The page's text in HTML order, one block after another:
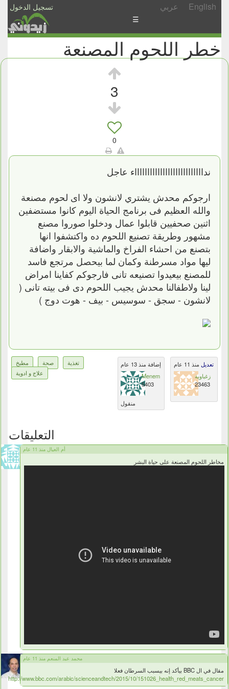
تسجيل الدخول عربي English
الأخبار
الأسئلة
☰
خطر اللحوم المصنعة
3
0
نداااااااااااااااااااااااااااء عاجل
ارجوكم محدش يشتري لانشون ولا اى لحوم مصنعة
والله العظيم فى برنامج الحياة اليوم كانوا مستضفين
اثنين صحفيين قابلوا عمال ودخلوا صوروا مصنع
مشهور وطريقة تصنيع اللحوم ده واكتشفوا انها
بتصنع من احشاء الفراخ والماشية والابقار واضافة
ليها مواد مسرطنة وكمان لما بيحصل مرتجع فاسد
للمصنع بيعيدوا تصنيعه تانى فارجوكم كفاينا امراض
لينا ولاطفالنا محدش يجيب اللحوم دى فى بيته تانى (
لانشون - سجق - سوسيس - بيف - هوت دوج )
تغذية صحة
مطبخ
علاج و ادوية
إضافة منذ 13 عام
Menem
5403
منقول
تعديل منذ 11 عام
زغباوية
23463
التعليقات
أم العيال منذ 11 عام
مخاطر اللحوم المصنعة على حياة البشر
محمد عبد المنعم منذ 11 عام
مقال في ال BBC بيأكد إنه بيسبب السرطان فعلا
http://www.bbc.com/arabic/scienceandtech/2015/10/151026_health_red_meats_cancer